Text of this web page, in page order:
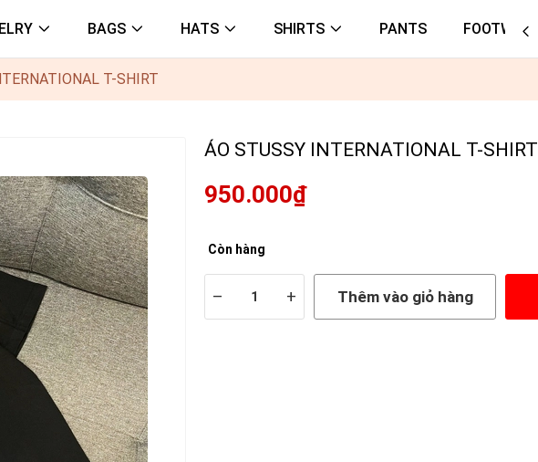
BAGS HATS SHIRTS PANTS FOOTWEAR
T-SHIRT
ÁO STUSSY INTERNATIONAL T-SHIRT
950.000₫
Còn hàng
– + Thêm vào giỏ hàng